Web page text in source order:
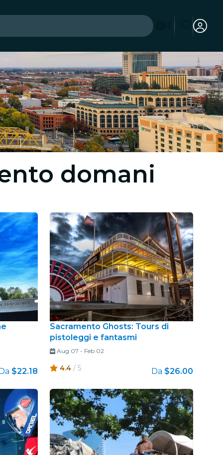
domani
$22.18
Sacramento Ghosts: Tours di
pistoleggi e fantasmi
Aug 07 - Feb 02
4.4 / 5 Da $26.00